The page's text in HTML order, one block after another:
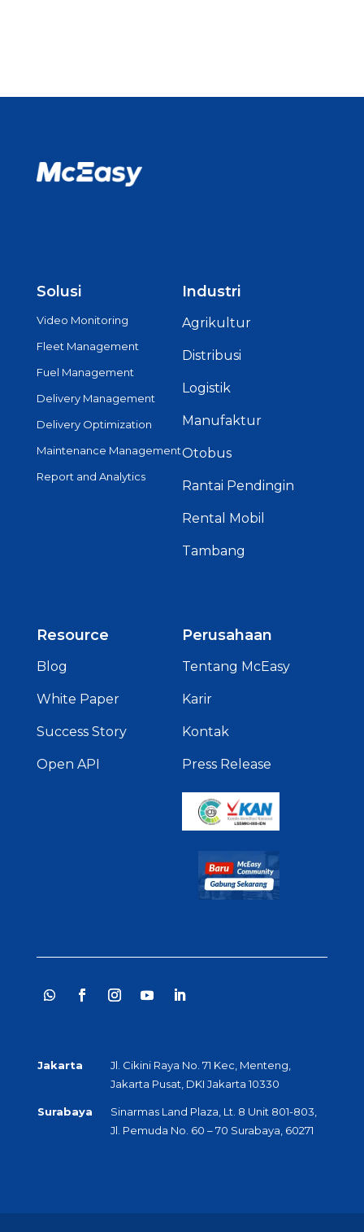
Solusi
Video Monitoring
Fleet Management
Fuel Management
Delivery Management
Delivery Optimization
Maintenance Management
Report and Analytics
Industri
Agrikultur
Distribusi
Logistik
Manufaktur
Otobus
Rantai Pendingin
Rental Mobil
Tambang
Resource
Blog
White Paper
Success Story
Open API
Perusahaan
Tentang McEasy
Karir
Kontak
Press Release
Jakarta
Jl. Cikini Raya No. 71 Kec, Menteng,
Jakarta Pusat, DKI Jakarta 10330
Surabaya
Sinarmas Land Plaza, Lt. 8 Unit 801-803,
Jl. Pemuda No. 60 – 70 Surabaya, 60271